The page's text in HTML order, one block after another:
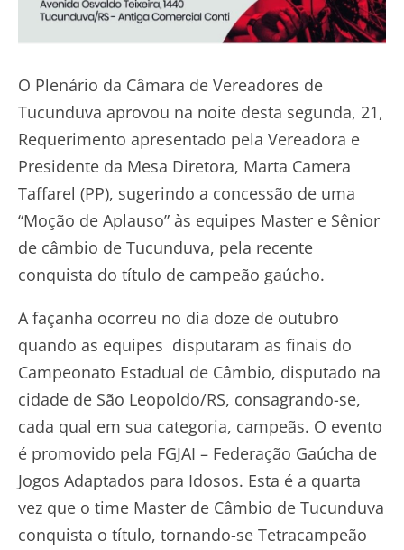
O Plenário da Câmara de Vereadores de
Tucunduva aprovou na noite desta segunda, 21,
Requerimento apresentado pela Vereadora e
Presidente da Mesa Diretora, Marta Camera
Taffarel (PP), sugerindo a concessão de uma
“Moção de Aplauso” às equipes Master e Sênior
de câmbio de Tucunduva, pela recente
conquista do título de campeão gaúcho.
A façanha ocorreu no dia doze de outubro
quando as equipes disputaram as finais do
Campeonato Estadual de Câmbio, disputado na
cidade de São Leopoldo/RS, consagrando-se,
cada qual em sua categoria, campeãs. O evento
é promovido pela FGJAI – Federação Gaúcha de
Jogos Adaptados para Idosos. Esta é a quarta
vez que o time Master de Câmbio de Tucunduva
conquista o título, tornando-se Tetracampeão